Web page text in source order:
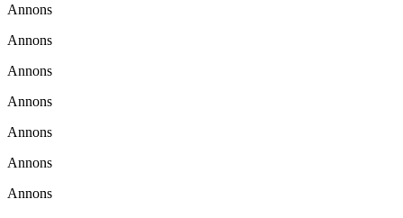
Annons
Annons
Annons
Annons
Annons
Annons
Annons